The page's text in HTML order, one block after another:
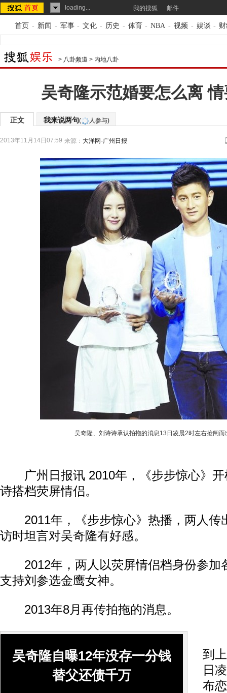
loading... 我的搜狐 邮件
首页 - 新闻 - 军事 - 文化 - 历史 - 体育 - NBA - 视频 - 娱谈 -
> 八卦频道 > 内地八卦
吴奇隆示范婚要怎么离
正文 我来说两句( 人参与)
2013年11月14日07:59 来源： 大洋网-广州日报
吴奇隆、刘诗诗承认拍拖的消息13日凌晨2时左右抢闸而
广州日报讯 2010年，《步步惊心》开
诗搭档荧屏情侣。
2011年，《步步惊心》热播，两人传
访时坦言对吴奇隆有好感。
2012年，两人以荧屏情侣档身份参加
支持刘参选金鹰女神。
2013年8月再传拍拖的消息。
吴奇隆自曝12年没存一分钱
替父还债千万
到
日
布